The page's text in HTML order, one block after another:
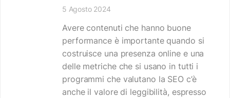
5 Agosto 2024
Avere contenuti che hanno buone
performance è importante quando si
costruisce una presenza online e una
delle metriche che si usano in tutti i
programmi che valutano la SEO c’è
anche il valore di leggibilità, espresso